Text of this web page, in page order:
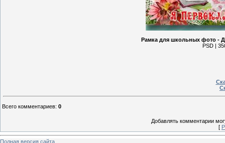
Рамка для школьных фото -
PSD |
Всего комментариев: 0
Добавлять комментарии
[
Полная версия сайта